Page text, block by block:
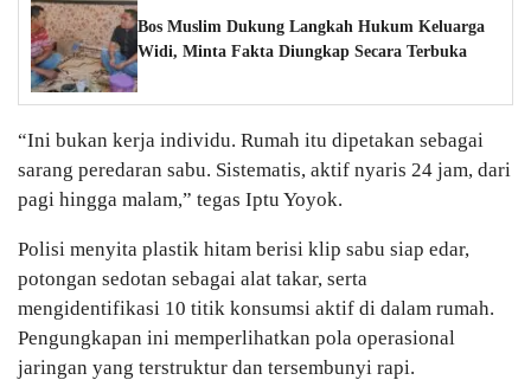
Bos Muslim Dukung Langkah Hukum Keluarga
Widi, Minta Fakta Diungkap Secara Terbuka
“Ini bukan kerja individu. Rumah itu dipetakan sebagai
sarang peredaran sabu. Sistematis, aktif nyaris 24 jam, dari
pagi hingga malam,” tegas Iptu Yoyok.
Polisi menyita plastik hitam berisi klip sabu siap edar,
potongan sedotan sebagai alat takar, serta
mengidentifikasi 10 titik konsumsi aktif di dalam rumah.
Pengungkapan ini memperlihatkan pola operasional
jaringan yang terstruktur dan tersembunyi rapi.